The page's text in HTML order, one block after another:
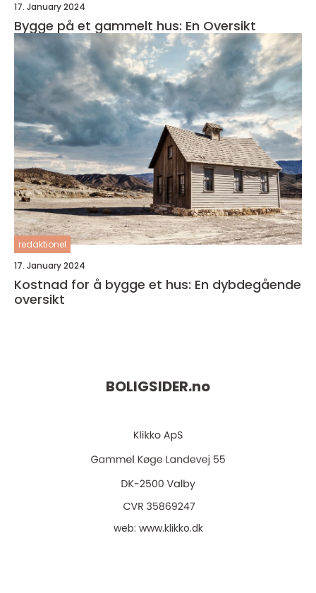
17. January 2024
Bygge på et gammelt hus: En Oversikt
redaktionel
17. January 2024
Kostnad for å bygge et hus: En dybdegående
oversikt
BOLIGSIDER.no
web: www.klikko.dk